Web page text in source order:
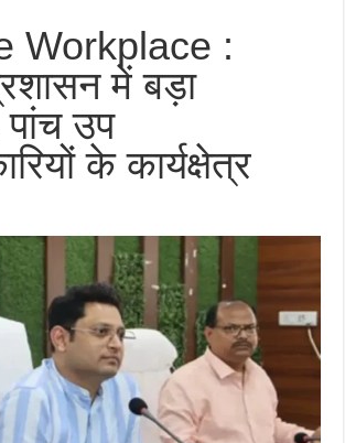
Workplace :
में बड़ा
उप
के कार्यक्षेत्र